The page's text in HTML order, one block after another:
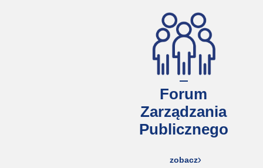
Forum
Zarządzania
Publicznego
zobacz